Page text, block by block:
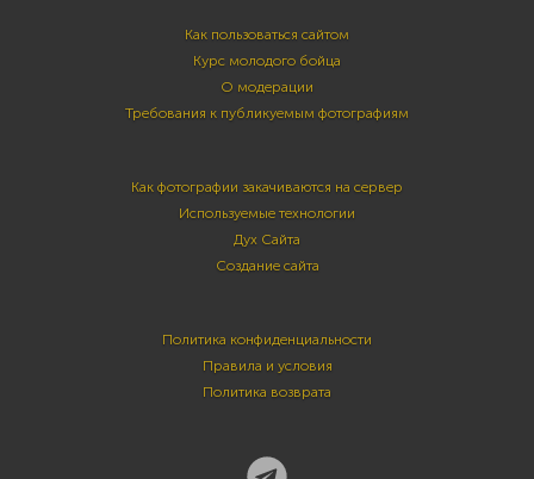
Как пользоваться сайтом
Курс молодого бойца
О модерации
Требования к публикуемым фотографиям
Как фотографии закачиваются на сервер
Используемые технологии
Дух Сайта
Создание сайта
Политика конфиденциальности
Правила и условия
Политика возврата